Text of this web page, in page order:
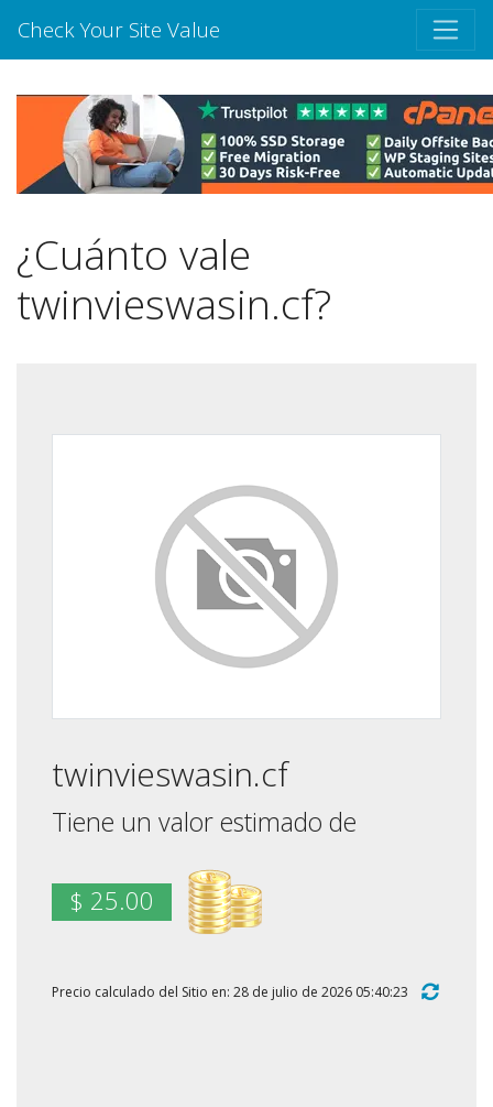
Check Your Site Value
¿Cuánto vale
twinvieswasin.cf?
twinvieswasin.cf
Tiene un valor estimado de
$ 25.00
Precio calculado del Sitio en: 28 de julio de 2026 05:40:23